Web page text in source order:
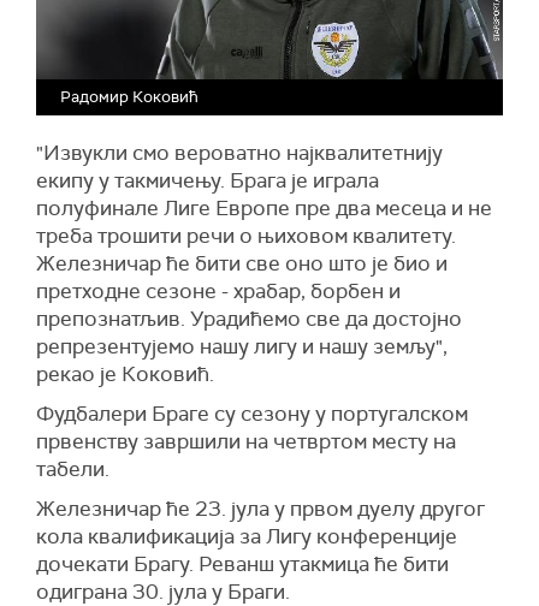
Радомир Коковић
"Извукли смо вероватно најквалитетнију
екипу у такмичењу. Брага је играла
полуфинале Лиге Европе пре два месеца и не
треба трошити речи о њиховом квалитету.
Железничар ће бити све оно што је био и
претходне сезоне - храбар, борбен и
препознатљив. Урадићемо све да достојно
репрезентујемо нашу лигу и нашу земљу",
рекао је Коковић.
Фудбалери Браге су сезону у португалском
првенству завршили на четвртом месту на
табели.
Железничар ће 23. јула у првом дуелу другог
кола квалификација за Лигу конференције
дочекати Брагу. Реванш утакмица ће бити
одиграна 30. јула у Браги.